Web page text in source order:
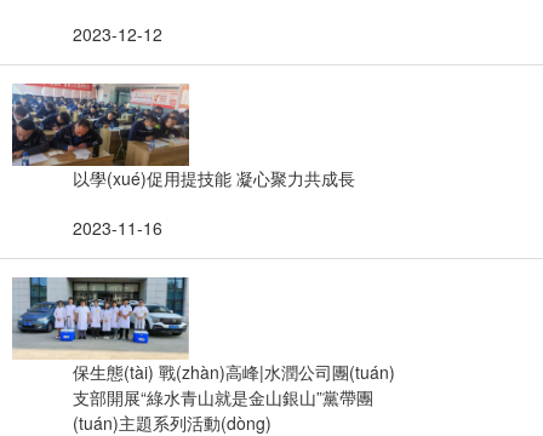
2023-12-12
以學(xué)促用提技能 凝心聚力共成長
2023-11-16
保生態(tài) 戰(zhàn)高峰|水潤公司團(tuán)
支部開展“綠水青山就是金山銀山”黨帶團
(tuán)主題系列活動(dòng)